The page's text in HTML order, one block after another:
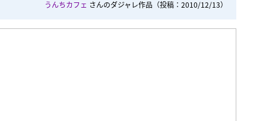
うんちカフェ さんのダジャレ作品 （投稿：2010/12/13）